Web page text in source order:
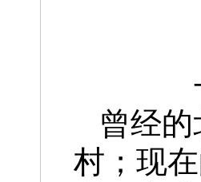
曾经的
村； 现